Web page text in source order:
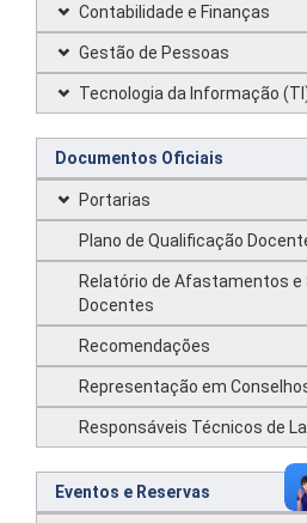
Contabilidade e Finanças
Gestão de Pessoas
Tecnologia da Informação
Documentos Oficiais
Portarias
Plano de Qualificação
Relatório de Afastamentos
Docentes
Recomendações
Representação em
Responsáveis Técnicos de
Eventos e Reservas